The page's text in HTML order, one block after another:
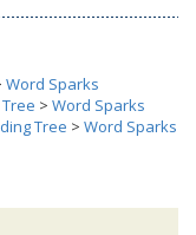
Word Sparks
> Word Sparks
Tree > Word Sparks